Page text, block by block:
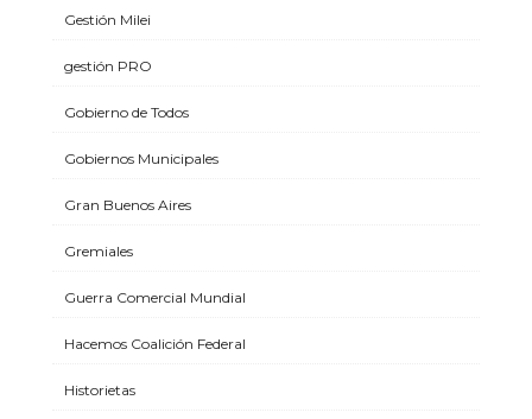
Gestión Milei
gestión PRO
Gobierno de Todos
Gobiernos Municipales
Gran Buenos Aires
Gremiales
Guerra Comercial Mundial
Hacemos Coalición Federal
Historietas